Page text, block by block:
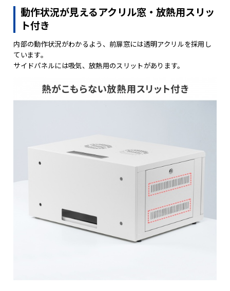
動作状況が見えるアクリル窓・放熱用スリッ
ト付き
内部の動作状況がわかるよう、前扉窓には透明アクリルを採用し
ています。
サイドパネルには吸気、放熱用のスリットがあります。